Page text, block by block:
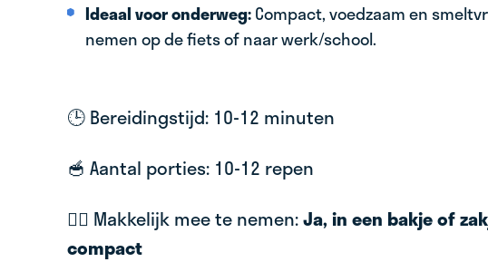
Ideaal voor onderweg:Compact, voedzaam en
nemen op de fiets of naar werk/school.
🕒 Bereidingstijd: 10-12 minuten
🥣 Aantal porties: 10-12 repen
🚴‍♀️ Makkelijk mee te nemen:Ja, in een bakje of
compact